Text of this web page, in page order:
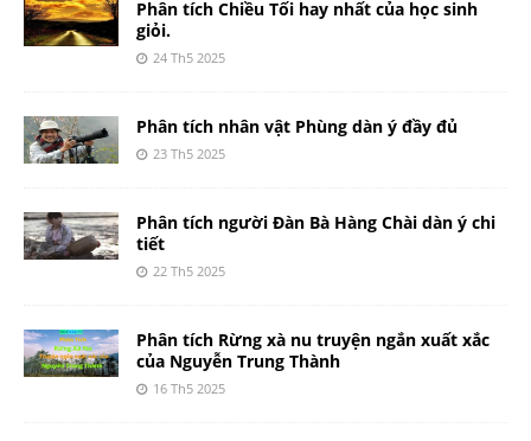
Phân tích Chiều Tối hay nhất của học sinh
giỏi.
24 Th5 2025
Phân tích nhân vật Phùng dàn ý đầy đủ
23 Th5 2025
Phân tích người Đàn Bà Hàng Chài dàn ý chi
tiết
22 Th5 2025
Phân tích Rừng xà nu truyện ngắn xuất xắc
của Nguyễn Trung Thành
16 Th5 2025